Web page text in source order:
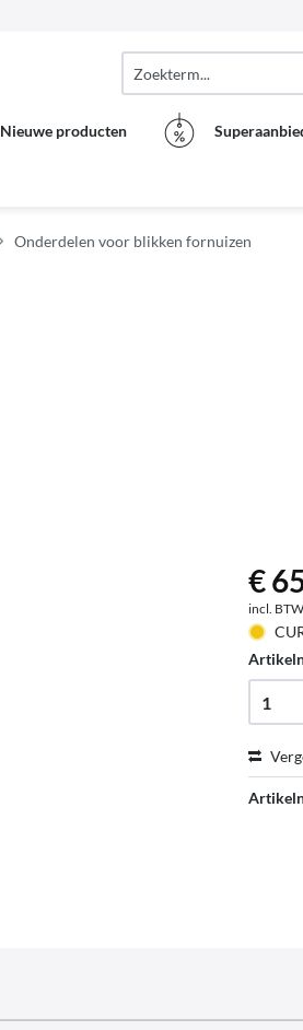
Nieuwe producten
Onderdelen voor blikken fornuizen
€
incl.